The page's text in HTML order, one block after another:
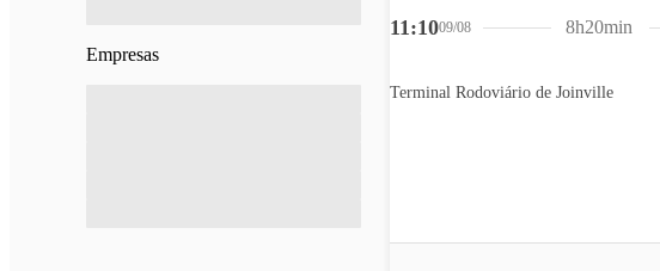
Empresas
11:1009/08
Terminal Rodoviário de Joinville
8h20min